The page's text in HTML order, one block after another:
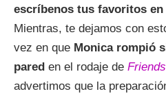
escríbenos tus favoritos
Mientras, te dejamos con
vez en que Monica rompió
pared en el rodaje de Friends
advertimos que la